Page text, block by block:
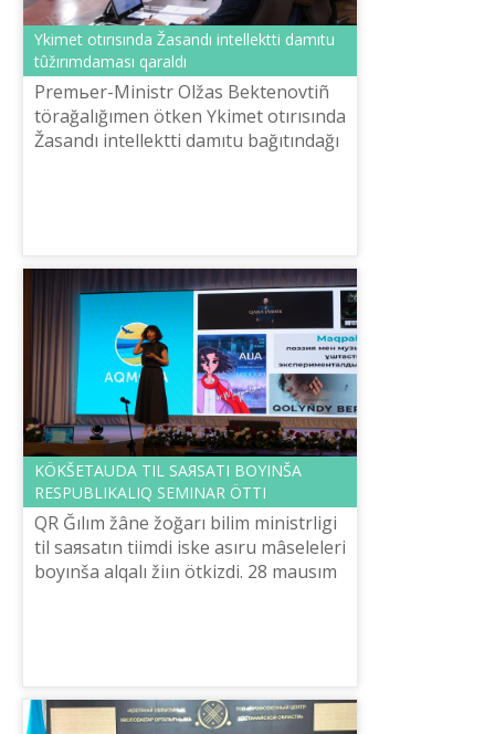
Үkіmet otırısında Žasandı intellekttі damıtu
tûžırımdaması qaraldı
Premьer-Ministr Olžas Bektenovtіñ
törağalığımen ötken Үkіmet otırısında
Žasandı intellekttі damıtu bağıtındağı
KÖKŠETAUDA TІL SAЯSATI BOYINŠA
RESPUBLIKALIQ SEMINAR ÖTTІ
QR Ğılım žâne žoğarı bіlіm ministrlіgі
tіl saяsatın tiіmdі іske asıru mâselelerі
boyınša alqalı žiın ötkіzdі. 28 mausım